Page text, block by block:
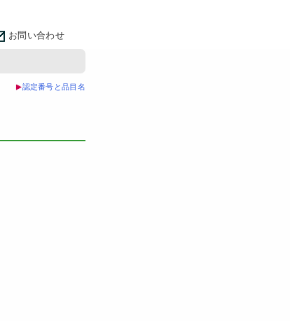
お問い合わせ
認定番号と品目名